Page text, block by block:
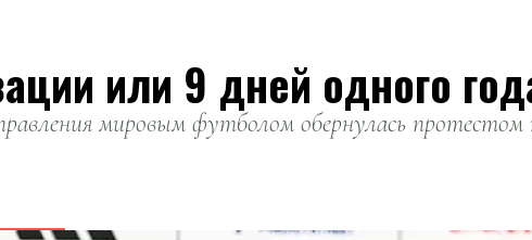
или 9 дней одного
мировым футболом обернулась протестом